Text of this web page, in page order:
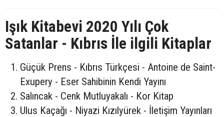
Işık Kitabevi 2020 Yılı Çok
Satanlar - Kıbrıs İle ilgili Kitaplar
Güçük Prens - Kıbrıs Türkçesi - Antoine de Saint-
Exupery - Eser Sahibinin Kendi Yayını
Salıncak - Cenk Mutluyakalı - Kor Kitap
Ulus Kaçağı - Niyazi Kızılyürek - İletişim Yayınları